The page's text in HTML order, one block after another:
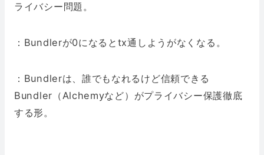
ライバシー問題。
：Bundlerが0になるとtx通しようがなくなる。
：Bundlerは、誰でもなれるけど信頼できる
Bundler（Alchemyなど）がプライバシー保護徹底
する形。